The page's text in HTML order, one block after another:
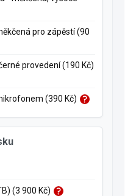
pro zápěstí (90
provedení (190 Kč)
(390 Kč)
(3 900 Kč)